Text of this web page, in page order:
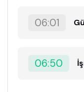
06:01
06:50